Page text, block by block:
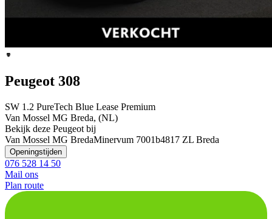
Peugeot 308
SW 1.2 PureTech Blue Lease Premium
Van Mossel MG Breda, (NL)
Bekijk deze Peugeot bij
Van Mossel MG BredaMinervum 7001b4817 ZL Breda
Openingstijden
076 528 14 50
Mail ons
Plan route